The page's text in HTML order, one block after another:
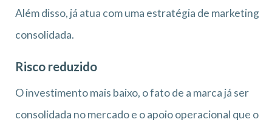
Além disso, já atua com uma estratégia de marketing
consolidada.
Risco reduzido
O investimento mais baixo, o fato de a marca já ser
consolidada no mercado e o apoio operacional que o